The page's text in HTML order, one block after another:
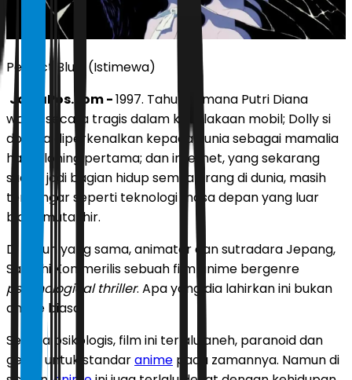
Perfect Blue. (Istimewa)
JawaPos.com -1997. Tahun di mana Putri Diana
wafat secara tragis dalam kecelakaan mobil; Dolly si
domba diperkenalkan kepada dunia sebagai mamalia
hasil kloning pertama; dan internet, yang sekarang
sudah jadi bagian hidup semua orang di dunia, masih
terdengar seperti teknologi masa depan yang luar
biasa mutakhir.
Di tahun yang sama, animator dan sutradara Jepang,
Satoshi Kon merilis sebuah film anime bergenre
psychological thriller. Apa yang dia lahirkan ini bukan
anime biasa.
Secara psikologis, film ini terlalu aneh, paranoid dan
gelap untuk standaranime pada zamannya. Namun di